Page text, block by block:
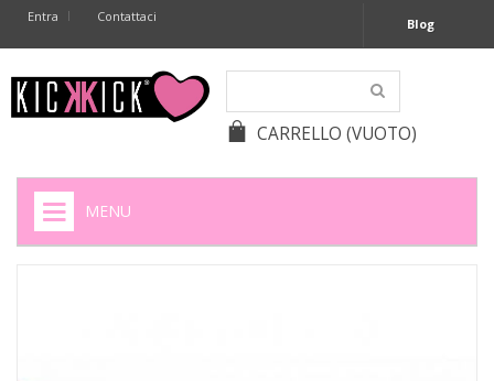
Entra Contattaci Blog
CARRELLO (VUOTO)
MENU